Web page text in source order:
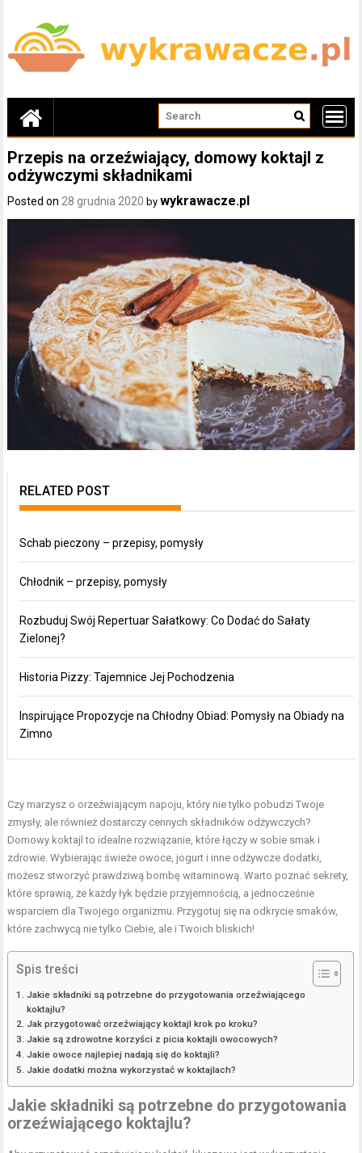
content
Przepis na orzeźwiający, domowy koktajl z
odżywczymi składnikami
Posted on 28 grudnia 2020 bywykrawacze.pl
RELATED POST
Schab pieczony – przepisy, pomysły
Chłodnik – przepisy, pomysły
Rozbuduj Swój Repertuar Sałatkowy: Co Dodać do Sałaty
Zielonej?
Historia Pizzy: Tajemnice Jej Pochodzenia
Inspirujące Propozycje na Chłodny Obiad: Pomysły na Obiady na
Zimno
Czy marzysz o orzeźwiającym napoju, który nie tylko pobudzi Twoje
zmysły, ale również dostarczy cennych składników odżywczych?
Domowy koktajl to idealne rozwiązanie, które łączy w sobie smak i
zdrowie. Wybierając świeże owoce, jogurt i inne odżywcze dodatki,
możesz stworzyć prawdziwą bombę witaminową. Warto poznać sekrety,
które sprawią, że każdy łyk będzie przyjemnością, a jednocześnie
wsparciem dla Twojego organizmu. Przygotuj się na odkrycie smaków,
które zachwycą nie tylko Ciebie, ale i Twoich bliskich!
Spis treści
Jakie składniki są potrzebne do przygotowania orzeźwiającego
koktajlu?
Jak przygotować orzeźwiający koktajl krok po kroku?
Jakie są zdrowotne korzyści z picia koktajli owocowych?
Jakie owoce najlepiej nadają się do koktajli?
Jakie dodatki można wykorzystać w koktajlach?
Jakie składniki są potrzebne do przygotowania
orzeźwiającego koktajlu?